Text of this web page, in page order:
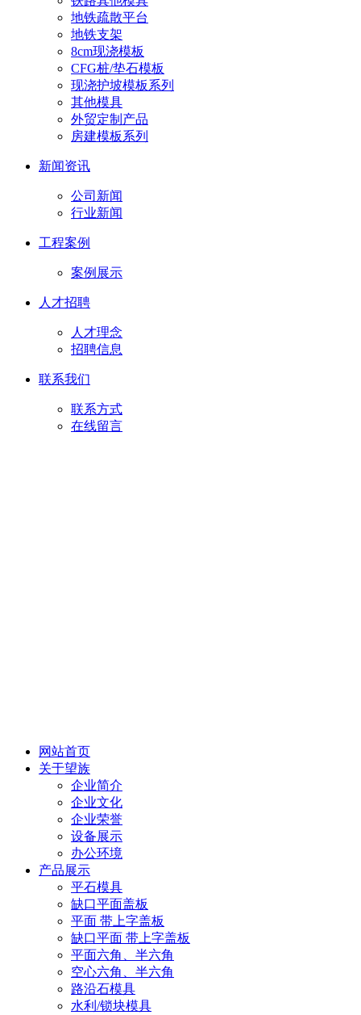
地铁疏散平台
地铁支架
8cm现浇模板
CFG桩/垫石模板
现浇护坡模板系列
其他模具
外贸定制产品
房建模板系列
新闻资讯
公司新闻
行业新闻
工程案例
案例展示
人才招聘
人才理念
招聘信息
联系我们
联系方式
在线留言
网站首页
关于望族
企业简介
企业文化
企业荣誉
设备展示
办公环境
产品展示
平石模具
缺口平面盖板
平面 带上字盖板
缺口平面 带上字盖板
平面六角、半六角
空心六角、半六角
路沿石模具
水利/锁块模具